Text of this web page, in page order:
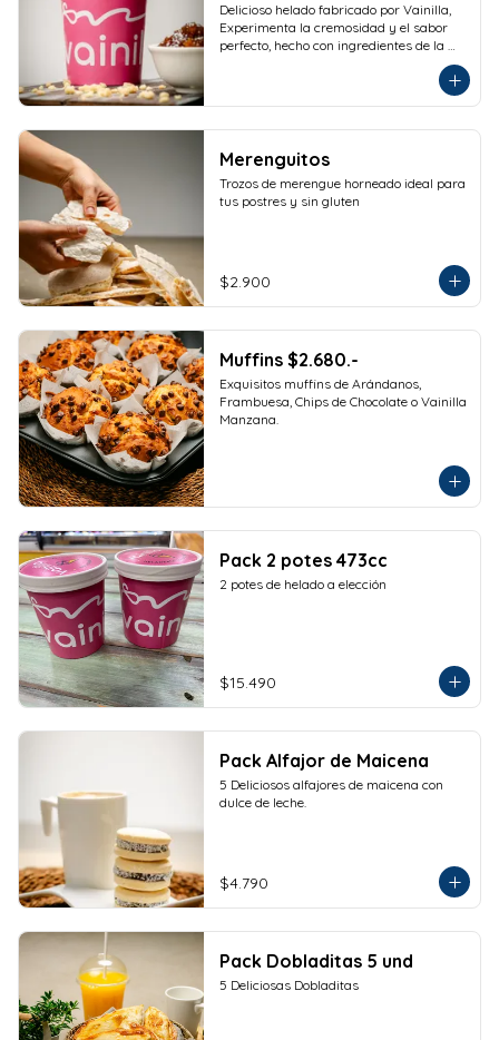
Delicioso helado fabricado por Vainilla,
Experimenta la cremosidad y el sabor
perfecto, hecho con ingredientes de la
más alta calidad para que disfrutes en
Merenguitos
Trozos de merengue horneado ideal para
tus postres y sin gluten
$2.900
Muffins $2.680.-
Exquisitos muffins de Arándanos,
Frambuesa, Chips de Chocolate o Vainilla
Manzana.
Pack 2 potes 473cc
2 potes de helado a elección
$15.490
Pack Alfajor de Maicena
5 Deliciosos alfajores de maicena con
dulce de leche.
$4.790
Pack Dobladitas 5 und
5 Deliciosas Dobladitas